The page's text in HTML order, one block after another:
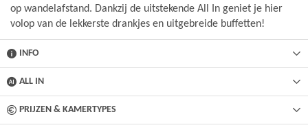
op wandelafstand. Dankzij de uitstekende All In geniet je hier
volop van de lekkerste drankjes en uitgebreide buffetten!
INFO
ALL IN
PRIJZEN & KAMERTYPES